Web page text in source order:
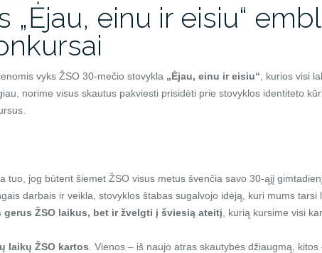
„Ėjau, einu ir eisiu“
vyks ŽSO 30-mečio stovykla „Ėjau, einu ir eisiu“ , kurios visi
norime visus skautus pakviesti prisidėti prie stovyklos identiteto
tuo, jog būtent šiemet ŽSO visus metus švenčia savo 30-ąjį
darbais ir veikla, stovyklos štabas sugalvojo idėją, kuri mums tarsi
ŽSO laikus, bet ir žvelgti į šviesią ateitį , kurią kursime visi
laikų ŽSO kartos . Vienos – iš naujo atras skautybės džiaugmą,